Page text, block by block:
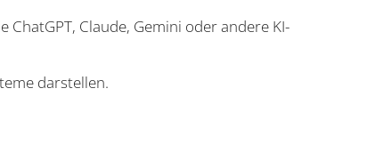
ChatGPT, Claude, Gemini oder andere KI-
darstellen.